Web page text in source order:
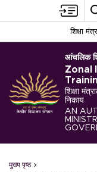
शिक्षा
आंचलिक
Zonal
शिक्षा
निकाय
AN
मुख्य पृष्ठ